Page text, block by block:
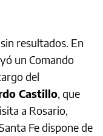
resultados. En
un Comando
del
Castillo, que
a Rosario,
Fe dispone de